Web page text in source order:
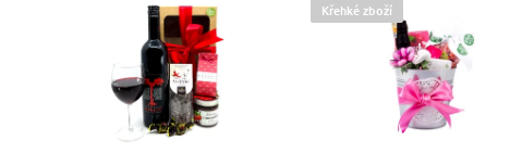
Křehké zboží